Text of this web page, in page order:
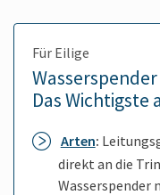
Für Eilige
Das Wichtigste
Arten:
direkt an die
Wasserspender